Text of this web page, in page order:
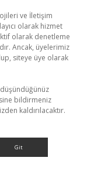
ve İletişim
olarak hizmet
olarak denetleme
Ancak, üyelerimiz
siteye üye olarak
bildirmeniz
kaldırılacaktır.